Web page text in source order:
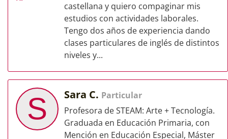
castellana y quiero compaginar mis
estudios con actividades laborales.
Tengo dos años de experiencia dando
clases particulares de inglés de distintos
niveles y...
S Sara C. Particular
Profesora de STEAM: Arte + Tecnología.
Graduada en Educación Primaria, con
Mención en Educación Especial, Máster